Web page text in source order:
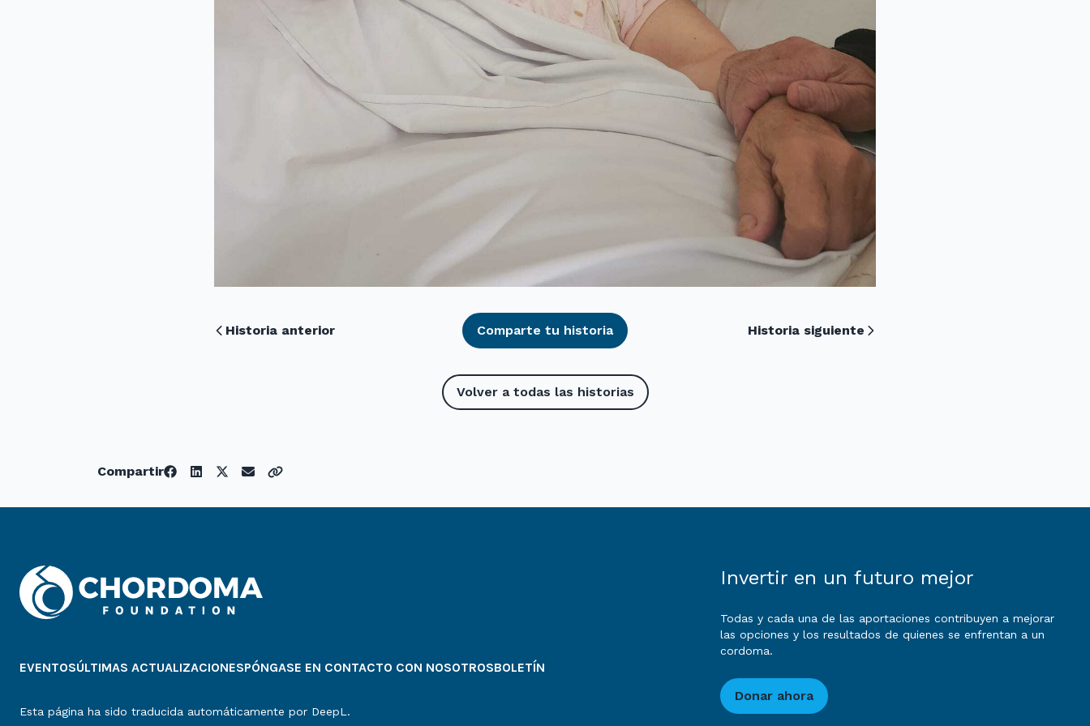
Historia anterior Comparte tu historia Historia siguiente
Volver a todas las historias
Compartir
EVENTOSÚLTIMAS ACTUALIZACIONESPÓNGASE EN CONTACTO CON NOSOTROSBOLETÍN
Esta página ha sido traducida automáticamente por DeepL.
Invertir en un futuro mejor
Todas y cada una de las aportaciones contribuyen a mejorar
las opciones y los resultados de quienes se enfrentan a un
cordoma.
Donar ahora